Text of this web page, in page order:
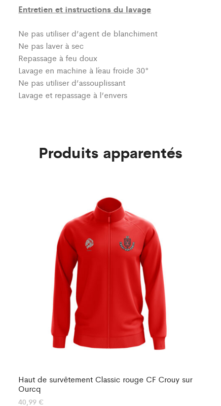
Entretien et instructions du lavage
Ne pas utiliser d’agent de blanchiment
Ne pas laver à sec
Repassage à feu doux
Lavage en machine à l´eau froide 30°
Ne pas utiliser d’assouplissant
Lavage et repassage à l’envers
Produits apparentés
Haut de survêtement Classic rouge CF Crouy sur
Ourcq
40,99 €